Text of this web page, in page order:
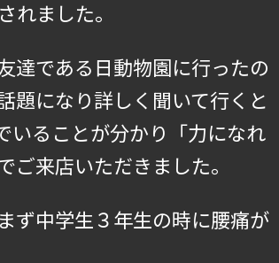
れました。
達である日動物園に行ったの
題になり詳しく聞いて行くと
いることが分かり「力になれ
ご来店いただきました。
ず中学生３年生の時に腰痛が